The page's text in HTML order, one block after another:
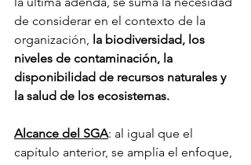
de considerar en el contexto de la
organización, la biodiversidad, los
niveles de contaminación, la
disponibilidad de recursos naturales y
la salud de los ecosistemas.
Alcance del SGA: al igual que el
capítulo anterior, se amplía el enfoque,